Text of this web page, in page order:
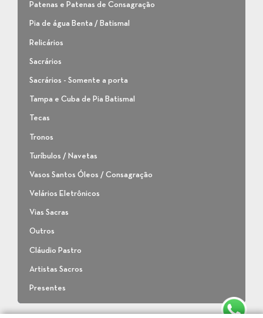
Patenas e Patenas de Consagração
Pia de água Benta / Batismal
Relicários
Sacrários
Sacrários - Somente a porta
Tampa e Cuba de Pia Batismal
Tecas
Tronos
Turíbulos / Navetas
Vasos Santos Óleos / Consagração
Velários Eletrônicos
Vias Sacras
Outros
Cláudio Pastro
Artistas Sacros
Presentes